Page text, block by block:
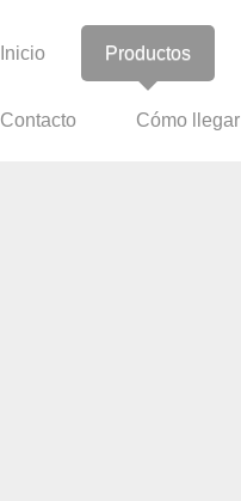
Inicio Productos
Contacto Cómo llegar